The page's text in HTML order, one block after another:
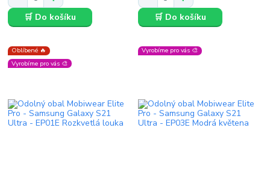
🛒 Do košíku 🛒 Do košíku
Oblíbené 🔥
Vyrobíme pro vás 🎨
Vyrobíme pro vás 🎨